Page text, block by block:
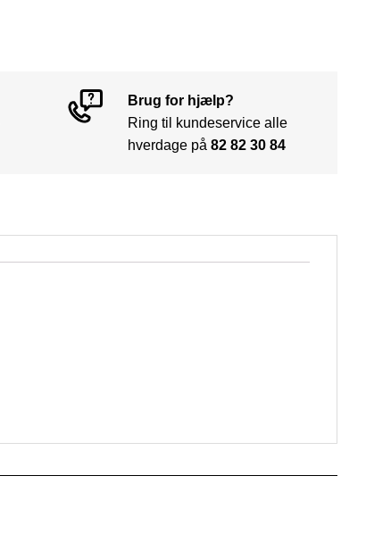
Brug for hjælp?
Ring til kundeservice alle
hverdage på 82 82 30 84